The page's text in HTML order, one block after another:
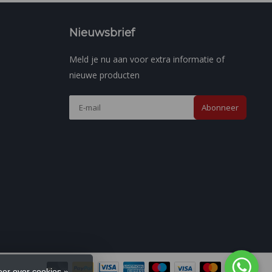
Nieuwsbrief
Meld je nu aan voor extra informatie of
nieuwe producten
Abonneer